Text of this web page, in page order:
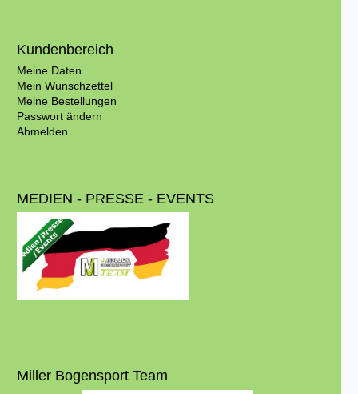
Kundenbereich
Meine Daten
Mein Wunschzettel
Meine Bestellungen
Passwort ändern
Abmelden
MEDIEN - PRESSE - EVENTS
Miller Bogensport Team